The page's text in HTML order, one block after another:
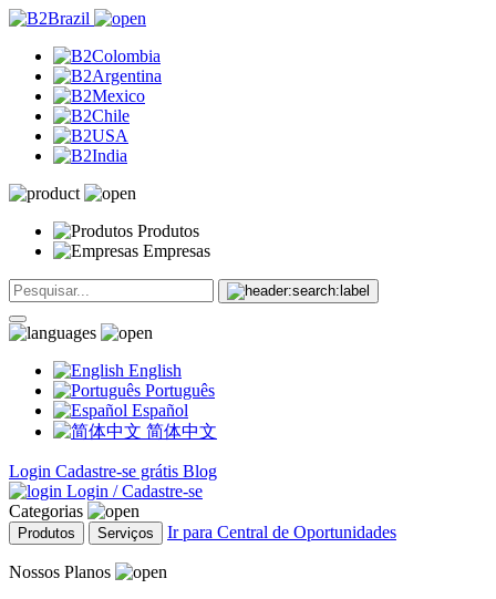
Produtos
Empresas
English
Português
Español
简体中文
Login Cadastre-se grátis Blog
Login / Cadastre-se
Categorias
Produtos Serviços Ir para Central de Oportunidades
Nossos Planos